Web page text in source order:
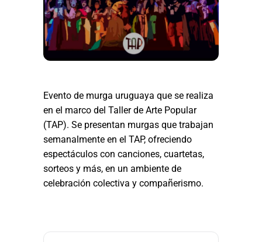
Evento de murga uruguaya que se realiza
en el marco del Taller de Arte Popular
(TAP). Se presentan murgas que trabajan
semanalmente en el TAP, ofreciendo
espectáculos con canciones, cuartetas,
sorteos y más, en un ambiente de
celebración colectiva y compañerismo.